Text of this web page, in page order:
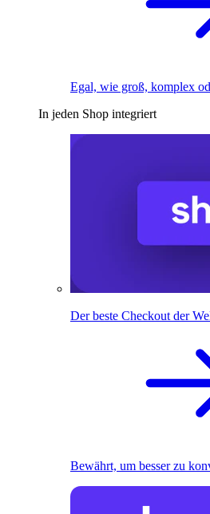
Egal, wie groß, komplex
In jeden Shop integriert
Der beste Checkout der
Bewährt, um besser zu